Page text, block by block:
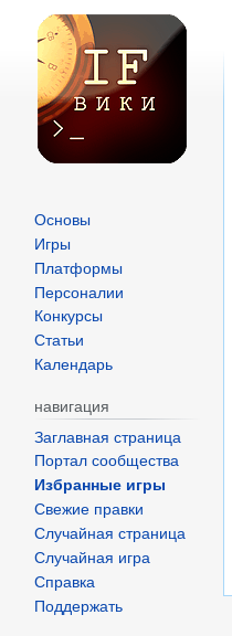
Основы
Игры
Платформы
Персоналии
Конкурсы
Статьи
Календарь
навигация
Заглавная страница
Портал сообщества
Избранные игры
Свежие правки
Случайная страница
Случайная игра
Справка
Поддержать